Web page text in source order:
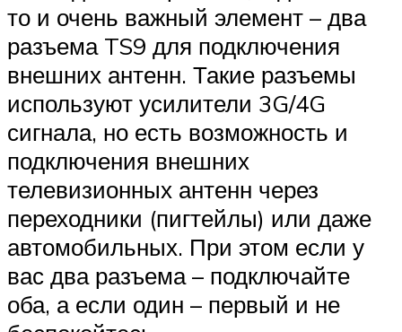
то и очень важный элемент – два
разъема TS9 для подключения
внешних антенн. Такие разъемы
используют усилители 3G/4G
сигнала, но есть возможность и
подключения внешних
телевизионных антенн через
переходники (пигтейлы) или даже
автомобильных. При этом если у
вас два разъема – подключайте
оба, а если один – первый и не